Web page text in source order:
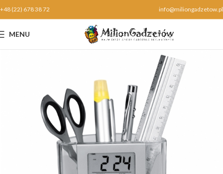
+48 (22) 678 38 72 info@miliongadzetow.pl
MENU